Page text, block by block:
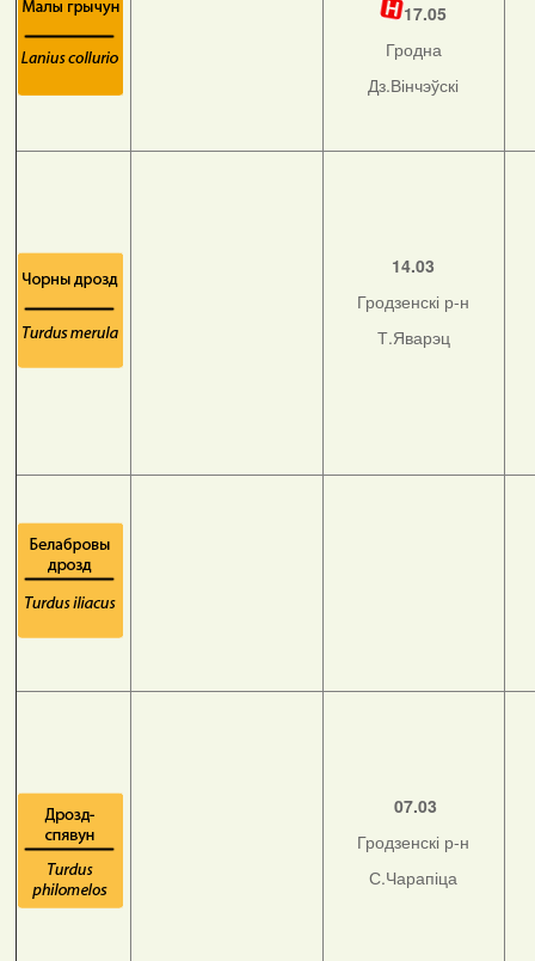
17.05
Гродна
Дз.Вінчэўскі
14.03
Гродзенскі р-н
Т.Яварэц
07.03
Гродзенскі р-н
С.Чарапіца